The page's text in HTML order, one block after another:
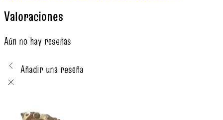
Valoraciones
Aún no hay reseñas
Añadir una reseña